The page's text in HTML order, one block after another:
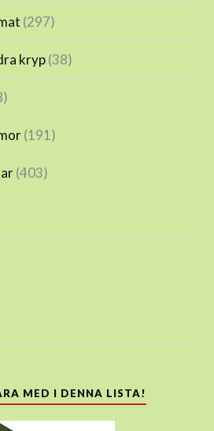
(297)
kryp(38)
(191)
(403)
MED I DENNA LISTA!